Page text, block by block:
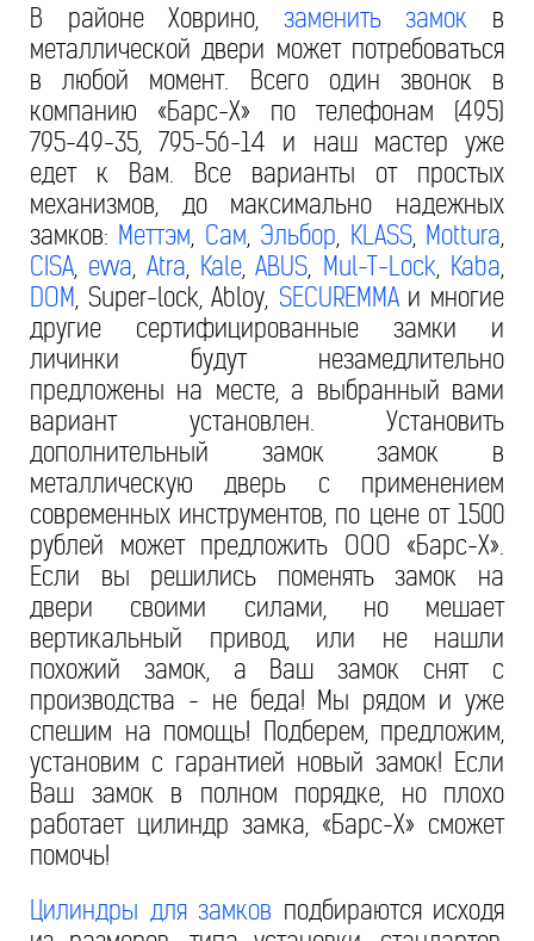
В районе Ховрино, заменить замок в
металлической двери может потребоваться
в любой момент. Всего один звонок в
компанию «Барс-Х» по телефонам (495)
795-49-35, 795-56-14 и наш мастер уже
едет к Вам. Все варианты от простых
механизмов, до максимально надежных
замков: Меттэм, Сам, Эльбор, KLASS, Mottura,
CISA, evva, Atra, Kale,ABUS, Mul-T-Lock, Kaba,
DOM, Super-lock, Abloy, SECUREMMAи многие
другие сертифицированные замки и
личинки будут незамедлительно
предложены на месте, а выбранный вами
вариант установлен. Установить
дополнительный замок замок в
металлическую дверь с применением
современных инструментов, по цене от 1500
рублей может предложить ООО «Барс-Х».
Если вы решились поменять замок на
двери своими силами, но мешает
вертикальный привод, или не нашли
похожий замок, а Ваш замок снят с
производства - не беда! Мы рядом и уже
спешим на помощь! Подберем, предложим,
установим с гарантией новый замок! Если
Ваш замок в полном порядке, но плохо
работает цилиндр замка, «Барс-Х» сможет
помочь!
Цилиндры для замков подбираются исходя